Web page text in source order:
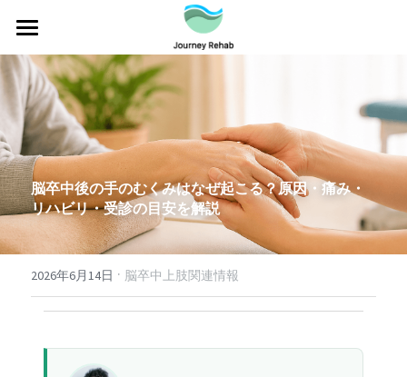
訪問自費リハビリ事業
提供可能なリハビリサービス内容
利用料金・施術の流れ
リハビリ情報
健康経営支援事業
会社概要
外骨格ロボット Hypershellについて
脳卒中後の手のむくみはなぜ起こる？原因・痛み・
リハビリ・受診の目安を解説
2026年6月14日 · 脳卒中上肢関連情報